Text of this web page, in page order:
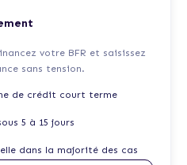
votre BFR et saisissez
sans tension.
de crédit court terme
5 à 15 jours
dans la majorité des cas